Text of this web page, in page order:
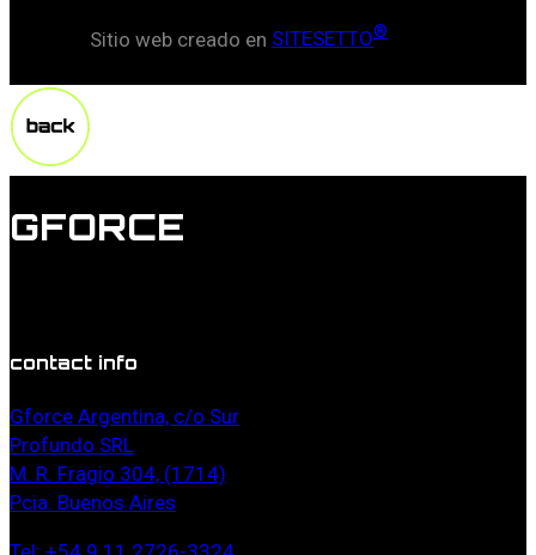
Sitio web creado en SITESETTO®
GFORCE
contact info
Gforce Argentina, c/o Sur
Profundo SRL
M. R. Fragio 304, (1714)
Pcia. Buenos Aires